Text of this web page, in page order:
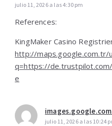
julio 11, 2026 a las 4:30 pm
References:
KingMaker Casino
http://maps.google.com.tr/
q=https://
e
julio 11, 2026 a las 10:24